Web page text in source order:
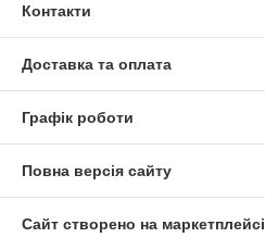
Контакти
Доставка та оплата
Графік роботи
Повна версія сайту
Сайт створено на маркетплейсі